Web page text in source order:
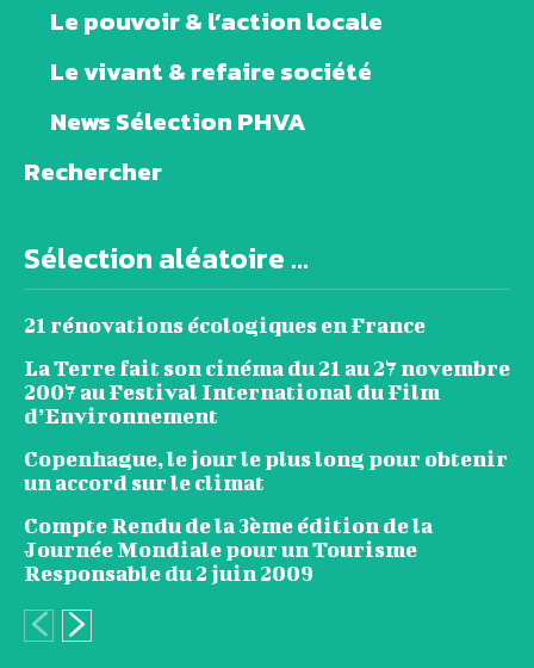
Le pouvoir & l’action locale
Le vivant & refaire société
News Sélection PHVA
Rechercher
Sélection aléatoire ...
21 rénovations écologiques en France
La Terre fait son cinéma du 21 au 27 novembre
2007 au Festival International du Film
d’Environnement
Copenhague, le jour le plus long pour obtenir
un accord sur le climat
Compte Rendu de la 3ème édition de la
Journée Mondiale pour un Tourisme
Responsable du 2 juin 2009